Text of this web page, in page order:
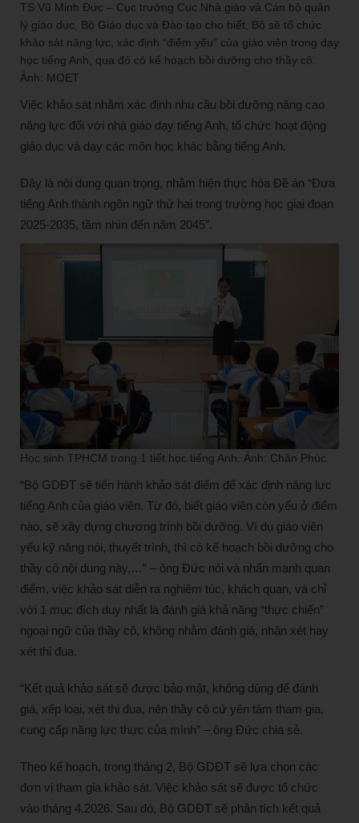
TS Vũ Minh Đức – Cục trưởng Cục Nhà giáo và Cán bộ quản
lý giáo dục, Bộ Giáo dục và Đào tạo cho biết, Bộ sẽ tổ chức
khảo sát năng lực, xác định “điểm yếu” của giáo viên trong dạy
học tiếng Anh, qua đó có kế hoạch bồi dưỡng cho thầy cô.
Ảnh: MOET
Việc khảo sát nhằm xác định nhu cầu bồi dưỡng nâng cao
năng lực đối với nhà giáo dạy tiếng Anh, tổ chức hoạt động
giáo dục và dạy các môn học khác bằng tiếng Anh.
Đây là nội dung quan trọng, nhằm hiện thực hóa Đề án “Đưa
tiếng Anh thành ngôn ngữ thứ hai trong trường học giai đoạn
2025-2035, tầm nhìn đến năm 2045”.
Học sinh TPHCM trong 1 tiết học tiếng Anh. Ảnh: Chân Phúc
“Bộ GDĐT sẽ tiến hành khảo sát điểm để xác định năng lực
tiếng Anh của giáo viên. Từ đó, biết giáo viên còn yếu ở điểm
nào, sẽ xây dựng chương trình bồi dưỡng. Ví dụ giáo viên
yếu kỹ năng nói, thuyết trình, thì có kế hoạch bồi dưỡng cho
thầy cô nội dung này,…” – ông Đức nói và nhấn mạnh quan
điểm, việc khảo sát diễn ra nghiêm túc, khách quan, và chỉ
với 1 mục đích duy nhất là đánh giá khả năng “thực chiến”
ngoại ngữ của thầy cô, không nhằm đánh giá, nhận xét hay
xét thi đua.
“Kết quả khảo sát sẽ được bảo mật, không dùng để đánh
giá, xếp loại, xét thi đua, nên thầy cô cứ yên tâm tham gia,
cung cấp năng lực thực của mình” – ông Đức chia sẻ.
Theo kế hoạch, trong tháng 2, Bộ GDĐT sẽ lựa chọn các
đơn vị tham gia khảo sát. Việc khảo sát sẽ được tổ chức
vào tháng 4.2026. Sau đó, Bộ GDĐT sẽ phân tích kết quả